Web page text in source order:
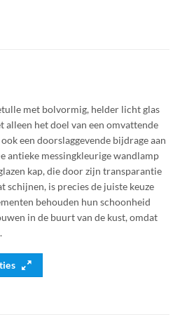
met bolvormig, helder licht glas
het doel van een omvattende
een doorslaggevende bijdrage aan
antieke messingkleurige wandlamp
kap, die door zijn transparantie
is precies de juiste keuze
behouden hun schoonheid
in de buurt van de kust, omdat